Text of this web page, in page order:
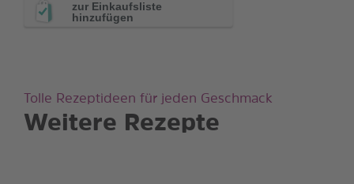
zur Einkaufsliste
hinzufügen
Weitere Rezepte
Tolle Rezeptideen für jeden Geschmack